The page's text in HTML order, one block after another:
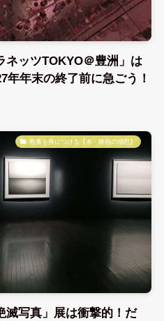
ネッツTOKYO＠豊洲」は
年年末の終了前に急ごう！
教養を身につける【本・映画の感想】
滅写真」展は衝撃的！だ